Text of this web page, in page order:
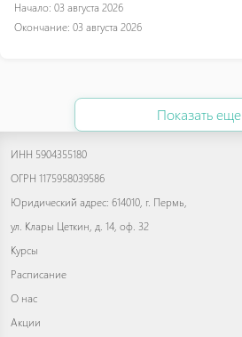
Начало: 03 августа 2026
Окончание: 03 августа 2026
Показать еще
ИНН 5904355180
ОГРН 1175958039586
Юридический адрес: 614010, г. Пермь,
ул. Клары Цеткин, д. 14, оф. 32
Курсы
Расписание
О нас
Акции